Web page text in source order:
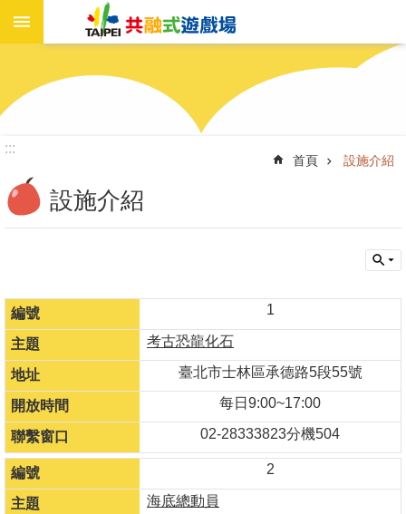
尋
遊
戲
場
資
聞
報
導
工
作
坊/
說
明
會
何
:::
首頁 設施介紹
設施介紹
1
考古恐龍化石
臺北市士林區承德路5段55號
每日9:00~17:00
02-28333823分機504
2
海底總動員